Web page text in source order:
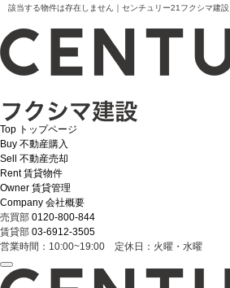
該当する物件は存在しません｜センチュリー21フクシマ建設
Top トップページ
Buy 不動産購入
Sell
不動産売却
Rent 賃貸物件
Owner 賃貸管理
Company 会社概要
売買部 0120-800-844
賃貸部 03-6912-3505
営業時間：10:00~19:00 定休日：火曜・水曜